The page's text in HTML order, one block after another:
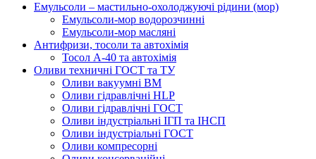
Емульсоли – мастильно-охолоджуючі рідини (мор)
Емульсоли-мор водорозчинні
Емульсоли-мор масляні
Антифризи, тосоли та автохімія
Тосол А-40 та автохімія
Оливи техничні ГОСТ та ТУ
Оливи вакуумні ВМ
Оливи гідравлічні HLP
Оливи гідравлічні ГОСТ
Оливи індустріальні ІГП та ІНСП
Оливи індустріальні ГОСТ
Оливи компресорні